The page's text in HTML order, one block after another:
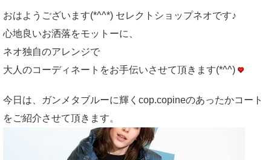
おはようございます(*^^*) セレクトショップネオです♪
心地良いお洒落をモットーに、
ネオ独自のアレンジで
大人のコーディネートをお手伝いさせて頂きます(*^^)
今日は、ガンメタブルーに輝くcop.copineのあったかコート
をご紹介させて頂きます。